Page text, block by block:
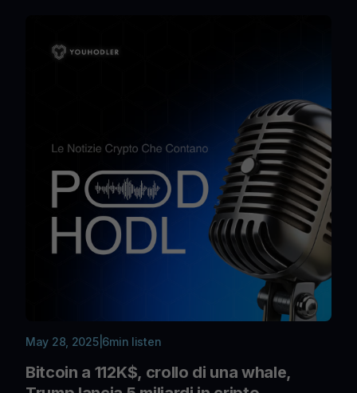
May 28, 2025| 6min listen
Bitcoin a 112K$, crollo di una whale,